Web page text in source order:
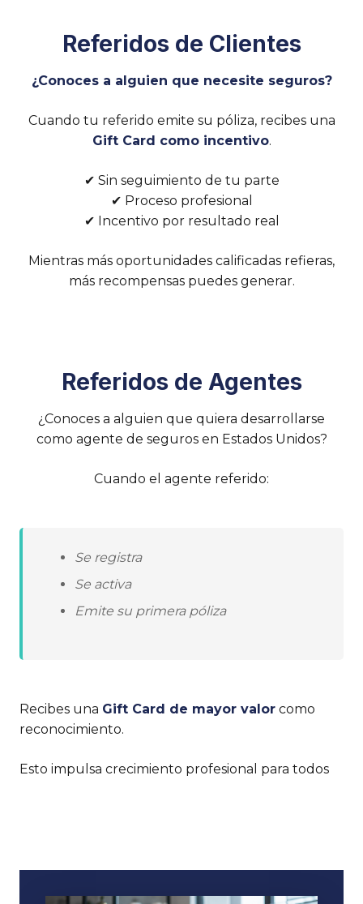
Referidos de Clientes
¿Conoces a alguien que necesite seguros?
Cuando tu referido emite su póliza, recibes una
Gift Card como incentivo.
✔ Sin seguimiento de tu parte
✔ Proceso profesional
✔ Incentivo por resultado real
Mientras más oportunidades calificadas refieras,
más recompensas puedes generar.
Referidos de Agentes
¿Conoces a alguien que quiera desarrollarse
como agente de seguros en Estados Unidos?
Cuando el agente referido:
Se registra
Se activa
Emite su primera póliza
Recibes una Gift Card de mayor valor como
reconocimiento.
Esto impulsa crecimiento profesional para todos